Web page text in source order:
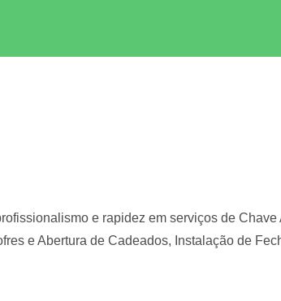
e rapidez em serviços de Chave
e Abertura de Cadeados, Instalação de